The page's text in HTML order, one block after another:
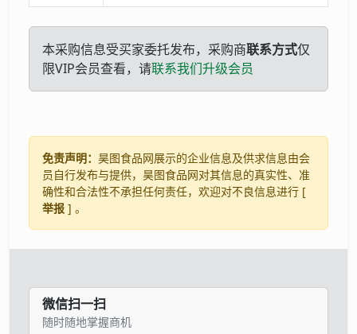
本采购信息受买家委托发布，采购商联系方式仅
限VIP会员查看，请联系我们升级会员
免责声明： 昊图食品网展示的企业信息及供求信息由会
员自行发布与提供，昊图食品网对其信息的真实性、准
确性和合法性不承担任何责任，欢迎对不良信息进行 [
举报 ] 。
微信扫一扫
随时随地掌握商机